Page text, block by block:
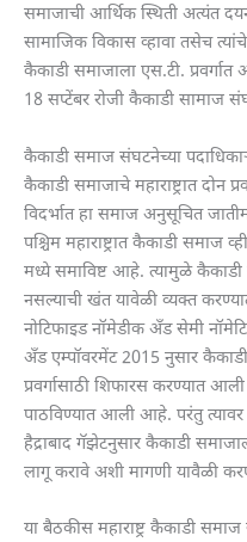
समाजाची आर्थिक स्थिती अत्यंत
सामाजिक विकास व्हावा तसेच
कैकाडी समाजाला एस.टी.
18 सप्टेंबर रोजी कैकाडी सामाज
कैकाडी समाज संघटनेच्या
कैकाडी समाजाचे महाराष्ट्रात दोन
विदर्भात हा समाज अनुसूचित
पश्चिम महाराष्ट्रात कैकाडी समाज
मध्ये समाविष्ट आहे. त्यामुळे
नसल्याची खंत यावेळी व्यक्त
नोटिफाइड नॉमेडीक अँड सेमी
अँड एम्पॉवरमेंट 2015 नुसार
प्रवर्गासाठी शिफारस करण्यात
पाठविण्यात आली आहे. परंतु
हैद्राबाद गॅझेटनुसार कैकाडी
लागू करावे अशी मागणी यावैळी
या बैठकीस महाराष्ट्र कैकाडी